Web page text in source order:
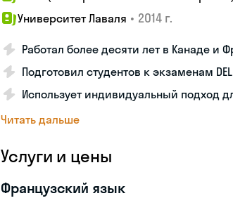
Университет Лаваля • 2014 г.
Работал более десяти лет в Канаде и
Подготовил студентов к экзаменам
Использует индивидуальный подход
Читать дальше
Услуги и цены
Французский язык